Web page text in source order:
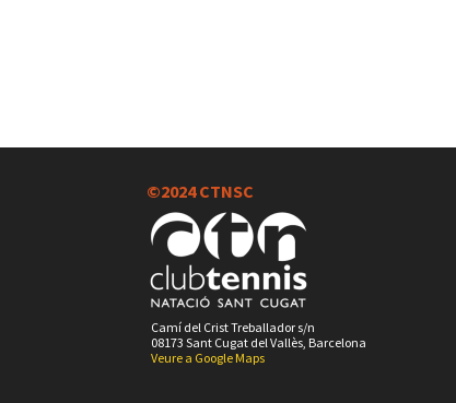
©2024 CTNSC
Camí del Crist Treballador s/n
08173 Sant Cugat del Vallès, Barcelona
Veure a Google Maps